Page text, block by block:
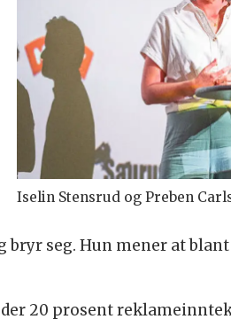
Iselin Stensrud og Preben
seg. Hun mener at
20 prosent